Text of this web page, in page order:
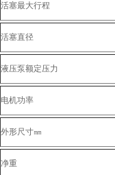
活塞最大行程
活塞直径
液压泵额定压力
电机功率
外形尺寸㎜
净重